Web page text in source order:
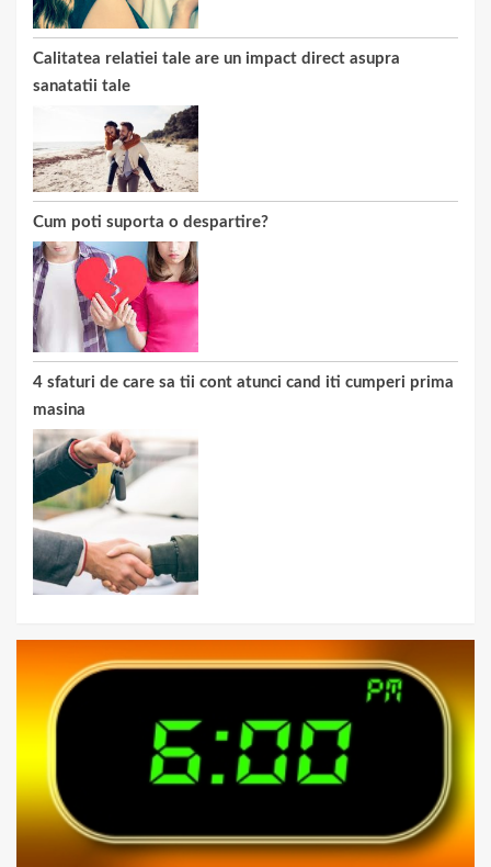
Calitatea relatiei tale are un impact direct asupra
sanatatii tale
Cum poti suporta o despartire?
4 sfaturi de care sa tii cont atunci cand iti cumperi prima
masina